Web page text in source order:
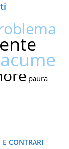
acume
paura
CONTRARI